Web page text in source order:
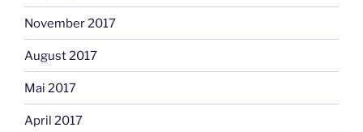
November 2017
August 2017
Mai 2017
April 2017